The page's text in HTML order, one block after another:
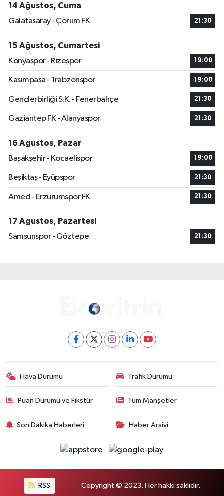
14 Ağustos, Cuma
Galatasaray - Çorum FK
21:30
15 Ağustos, Cumartesi
Konyaspor - Rizespor
19:00
Kasımpaşa - Trabzonspor 19:00
Gençlerbirliği S.K. - Fenerbahçe 21:30
Gaziantep FK - Alanyaspor 21:30
16 Ağustos, Pazar
Başakşehir - Kocaelispor
19:00
Beşiktaş - Eyüpspor 21:30
Amed - Erzurumspor FK 21:30
17 Ağustos, Pazartesi
Samsunspor - Göztepe
21:30
Hava Durumu Trafik Durumu
Puan Durumu ve Fikstür Tüm Manşetler
Son Dakika Haberleri Haber Arşivi
RSS Copyright © 2023. Her hakkı saklıdır.